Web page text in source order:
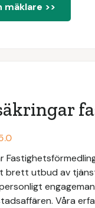
>>
utbud av
Våra